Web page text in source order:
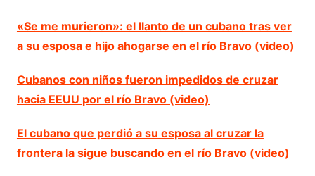
«Se me murieron»: el llanto de un cubano tras ver
a su esposa e hijo ahogarse en el río Bravo (video)
Cubanos con niños fueron impedidos de cruzar
hacia EEUU por el río Bravo (video)
El cubano que perdió a su esposa al cruzar la
frontera la sigue buscando en el río Bravo (video)